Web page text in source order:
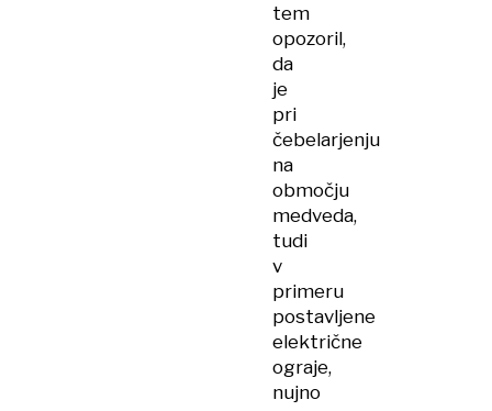
tem
opozoril,
da
je
pri
čebelarjenju
na
območju
medveda,
tudi
v
primeru
postavljene
električne
ograje,
nujno